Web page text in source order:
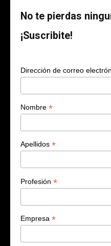
No te pierdas
¡Suscribite!
Dirección de correo
Nombre *
Apellidos *
Profesión *
Empresa *